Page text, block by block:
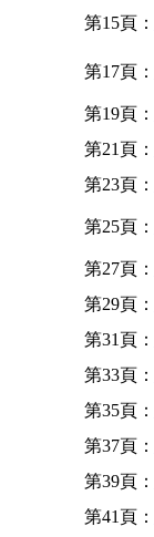
第15頁：
第17頁：
第19頁：
第21頁：
第23頁：
第25頁：
第27頁：
第29頁：
第31頁：
第33頁：
第35頁：
第37頁：
第39頁：
第41頁：